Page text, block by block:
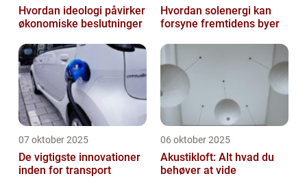
Hvordan ideologi påvirker
økonomiske beslutninger
Hvordan solenergi kan
forsyne fremtidens byer
07 oktober 2025
De vigtigste innovationer
inden for transport
06 oktober 2025
Akustikloft: Alt hvad du
behøver at vide